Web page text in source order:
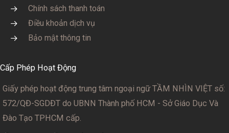
Chính sách thanh toán
Điều khoản dịch vụ
Bảo mật thông tin
Cấp Phép Hoạt Động
Giấy phép hoạt động trung tâm ngoại ngữ TẦM NHÌN VIỆT số:
572/QĐ-SGDĐT do UBNN Thành phố HCM - Sở Giáo Dục Và
Đào Tạo TPHCM cấp.